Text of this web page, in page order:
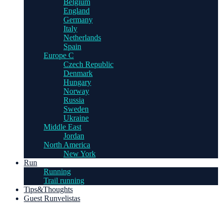
Belgium
England
Germany
Italy
Netherlands
Spain
Europe C
Czech Republic
Denmark
Hungary
Norway
Russia
Sweden
Ukraine
Middle East
Jordan
North America
New York
Run
Running
Trail running
Tips&Thoughts
Guest Runvelistas